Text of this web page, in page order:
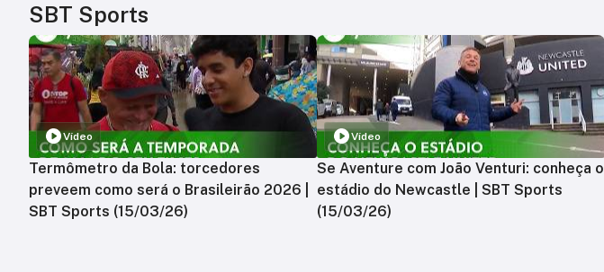
SBT Sports
Vídeo
Termômetro da Bola: torcedores
preveem como será o Brasileirão 2026 |
SBT Sports (15/03/26)
Vídeo
Se Aventure com João Venturi: conheça o
estádio do Newcastle | SBT Sports
(15/03/26)